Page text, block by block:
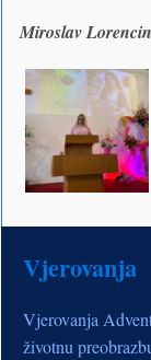
Miroslav Lorencin
Vjerovanja
Vjerovanja
životnu